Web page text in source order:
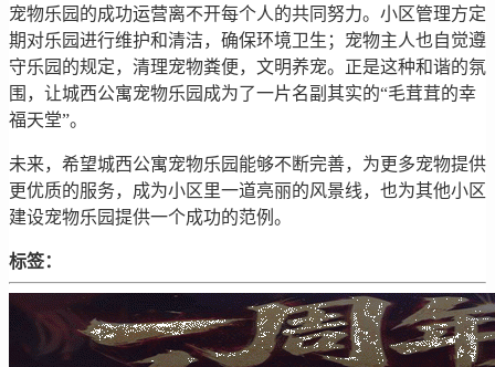
宠物乐园的成功运营离不开每个人的共同努力。小区管理方定
期对乐园进行维护和清洁，确保环境卫生；宠物主人也自觉遵
守乐园的规定，清理宠物粪便，文明养宠。正是这种和谐的氛
围，让城西公寓宠物乐园成为了一片名副其实的“毛茸茸的幸
福天堂”。
未来，希望城西公寓宠物乐园能够不断完善，为更多宠物提供
更优质的服务，成为小区里一道亮丽的风景线，也为其他小区
建设宠物乐园提供一个成功的范例。
标签：